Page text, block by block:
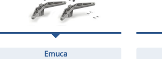
Emuca